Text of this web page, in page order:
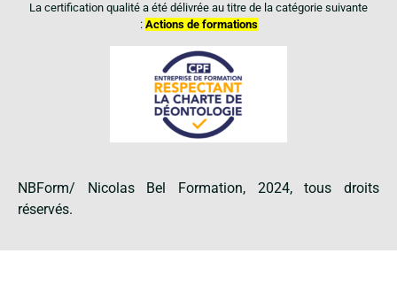
La certification qualité a été délivrée au titre de la catégorie suivante
: Actions de formations
NBForm/ Nicolas Bel Formation, 2024, tous droits
réservés.